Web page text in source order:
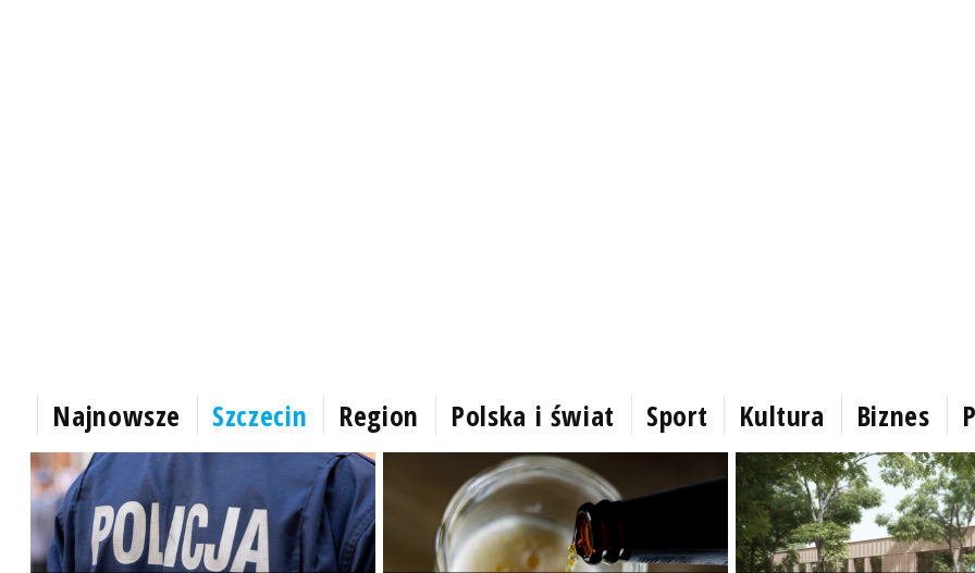
Najnowsze Szczecin Region Polska i świat Sport Kultura Biznes